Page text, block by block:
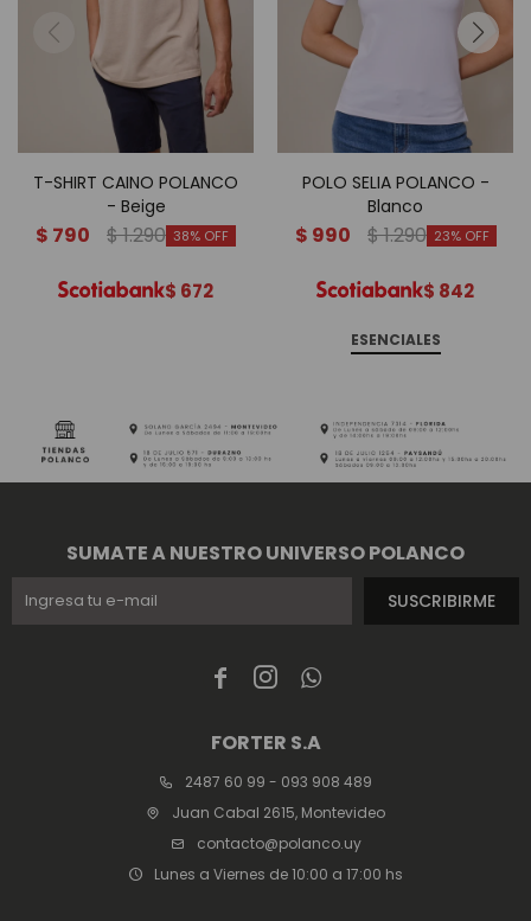
T-SHIRT CAINO POLANCO
- Beige
$ 790 $1.290 38
$ 672
POLO SELIA POLANCO -
Blanco
$ 990 $1.290 23
$ 842
ESENCIALES
  
FORTER S.A
2487 60 99 - 093 908 489
Juan Cabal 2615, Montevideo
contacto@polanco.uy
Lunes a Viernes de 10:00 a 17:00 hs
SUMATE A NUESTRO UNIVERSO POLANCO
SUSCRIBIRME